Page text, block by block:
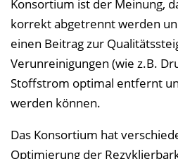
Konsortium ist der Meinung,
korrekt abgetrennt werden
einen Beitrag zur
Verunreinigungen (wie z.B.
Stoffstrom optimal entfernt
werden können.
Das Konsortium hat
Optimierung der